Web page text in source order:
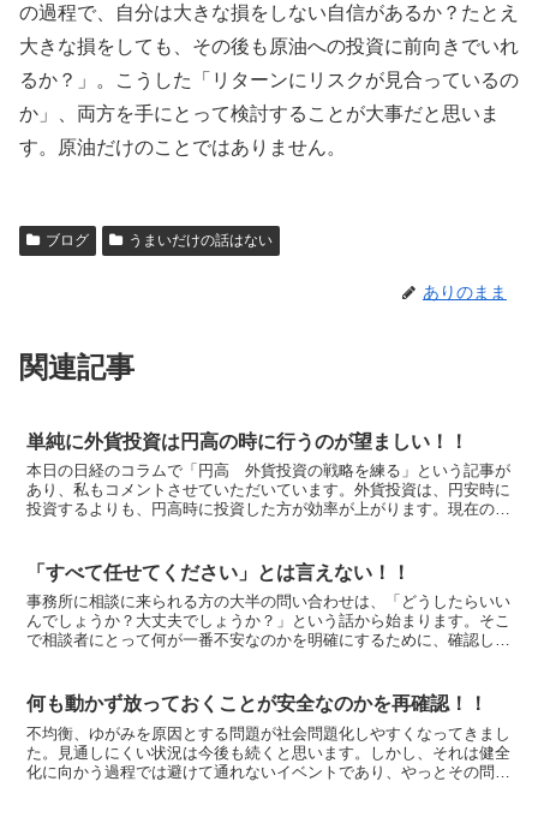
の過程で、自分は大きな損をしない自信があるか？たとえ
大きな損をしても、その後も原油への投資に前向きでいれ
るか？」。こうした「リターンにリスクが見合っているの
か」、両方を手にとって検討することが大事だと思いま
す。原油だけのことではありません。
ブログ うまいだけの話はない
ありのまま
関連記事
単純に外貨投資は円高の時に行うのが望ましい！！
本日の日経のコラムで「円高 外貨投資の戦略を練る」という記事が
あり、私もコメントさせていただいています。外貨投資は、円安時に
投資するよりも、円高時に投資した方が効率が上がります。現在のよ
「すべて任せてください」とは言えない！！
事務所に相談に来られる方の大半の問い合わせは、「どうしたらいい
んでしょうか？大丈夫でしょうか？」という話から始まります。そこ
で相談者にとって何が一番不安なのかを明確にするために、確認しな
何も動かず放っておくことが安全なのかを再確認！！
不均衡、ゆがみを原因とする問題が社会問題化しやすくなってきまし
た。見通しにくい状況は今後も続くと思います。しかし、それは健全
化に向かう過程では避けて通れないイベントであり、やっとその問題